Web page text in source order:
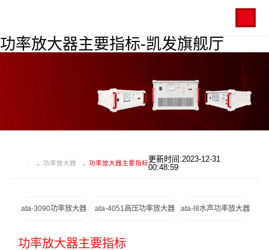
功率放大器主要指标-凯发旗舰厅
功率放大器 功率放大器主要指标更新时间:2023-12-31
00:48:59
ata-3090功率放大器 ata-4051高压功率放大器 ata-l8水声功率放大器
功率放大器主要指标